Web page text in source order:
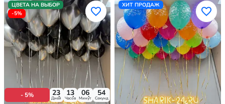
ЦВЕТА НА ВЫБОР
-5%
- 5% 23
Дней
13
Часов
06
Минут
53
Секунд
ХИТ ПРОДАЖ